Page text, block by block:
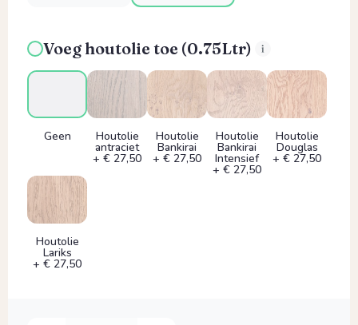
Voeg houtolie toe (0.75Ltr)
Geen Houtolie
antraciet
+ € 27,50
Houtolie
Bankirai
+ € 27,50
Houtolie
Bankirai
Intensief
+ € 27,50
Houtolie
Douglas
+ € 27,50
Houtolie
Lariks
+ € 27,50